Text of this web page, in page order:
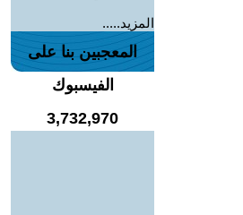
المزيد.....
المعجبين بنا على
الفيسبوك
3,732,970